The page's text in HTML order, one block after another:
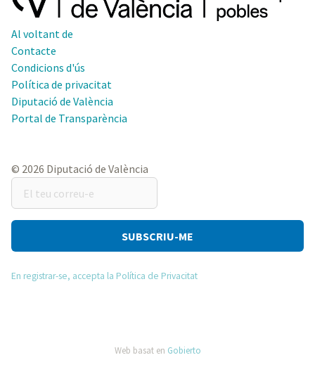
Al voltant de
Contacte
Condicions d'ús
Política de privacitat
Diputació de València
Portal de Transparència
© 2026 Diputació de València
teu
correu-
En registrar-se, accepta la Política de Privacitat
Web basat en Gobierto